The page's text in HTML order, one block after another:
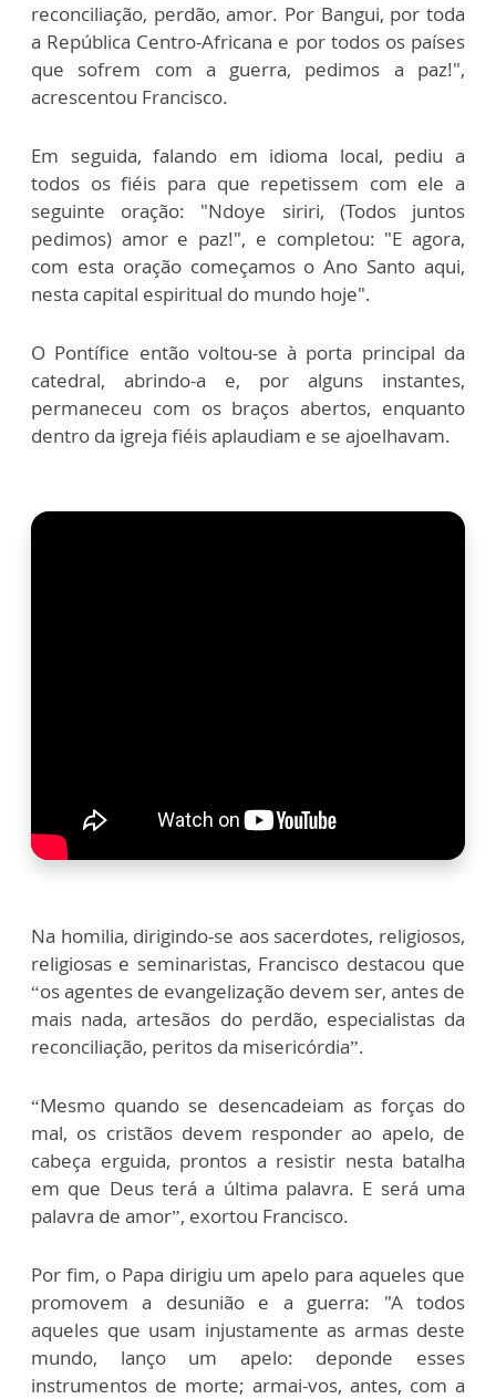
reconciliação, perdão, amor. Por Bangui, por toda
a República Centro-Africana e por todos os países
que sofrem com a guerra, pedimos a paz!",
acrescentou Francisco.
Em seguida, falando em idioma local, pediu a
todos os fiéis para que repetissem com ele a
seguinte oração: "Ndoye siriri, (Todos juntos
pedimos) amor e paz!", e completou: "E agora,
com esta oração começamos o Ano Santo aqui,
nesta capital espiritual do mundo hoje".
O Pontífice então voltou-se à porta principal da
catedral, abrindo-a e, por alguns instantes,
permaneceu com os braços abertos, enquanto
dentro da igreja fiéis aplaudiam e se ajoelhavam.
Na homilia, dirigindo-se aos sacerdotes, religiosos,
religiosas e seminaristas, Francisco destacou que
“os agentes de evangelização devem ser, antes de
mais nada, artesãos do perdão, especialistas da
reconciliação, peritos da misericórdia”.
“Mesmo quando se desencadeiam as forças do
mal, os cristãos devem responder ao apelo, de
cabeça erguida, prontos a resistir nesta batalha
em que Deus terá a última palavra. E será uma
palavra de amor”, exortou Francisco.
Por fim, o Papa dirigiu um apelo para aqueles que
promovem a desunião e a guerra: "A todos
aqueles que usam injustamente as armas deste
mundo, lanço um apelo: deponde esses
instrumentos de morte; armai-vos, antes, com a